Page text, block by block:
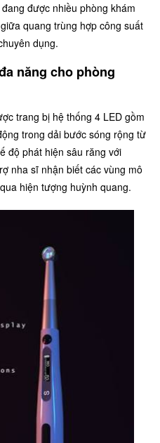
đang được nhiều phòng khám
quang trùng hợp công suất
dụng.
năng cho phòng
trang bị hệ thống 4 LED gồm
trong dải bước sóng rộng từ
độ phát hiện sâu răng với
nha sĩ nhận biết các vùng mô
hiện tượng huỳnh quang.